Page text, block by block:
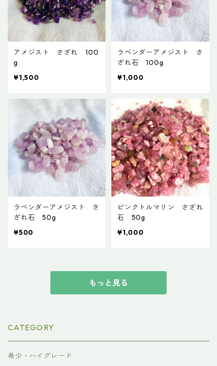
アメジスト さざれ 100
g
¥1,500
ラベンダーアメジスト さ
ざれ石 100g
¥1,000
ラベンダーアメジスト さ
ざれ石 50g
¥500
ピンクトルマリン さざれ
石 50g
¥1,000
もっと見る
CATEGORY
希少・ハイグレード